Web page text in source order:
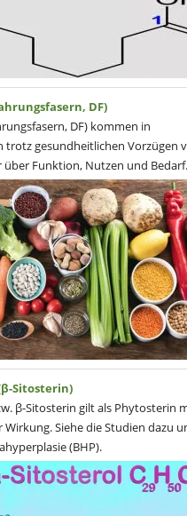
DF)
DF) kommen in
gesundheitlichen Vorzügen
über Funktion, Nutzen und Bedarf.
Sitosterin)
β-Sitosterin gilt als Phytosterin
Siehe die Studien dazu
(BHP).